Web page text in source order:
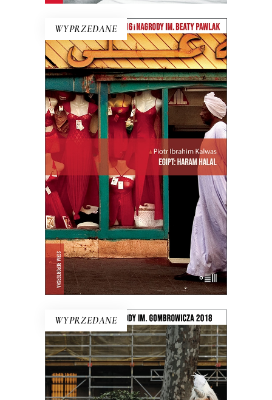
WYPRZEDANE
E-BOOK DO KOSZYKA
EGIPT: HARAM HALAL
„Haram” – to zakaz, „halal” –
przyzwolenie. I tak niektóre lakiery do
paznokci są dla muzułmanek halal,
niektóre haram, ale ciężko się w tym
zorientować nawet Egipcjanom.
WYPRZEDANE